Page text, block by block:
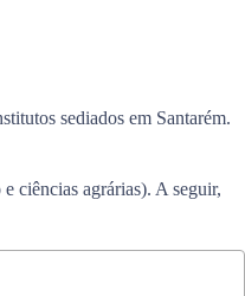
sediados em Santarém.
ciências agrárias). A seguir,